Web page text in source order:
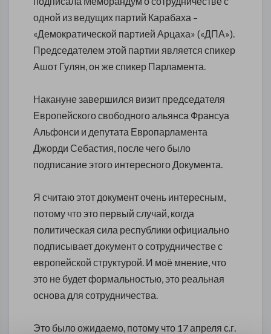
одной из ведущих партий Карабаха –
«Демократической партией Арцаха» («ДПА»).
Председателем этой партии является спикер
Ашот Гулян, он же спикер Парламента.
Накануне завершился визит председателя
Европейского свободного альянса Франсуа
Альфонси и депутата Европарламента
Джорди Себастия, после чего было
подписание этого интересного Документа.
Я считаю этот документ очень интересным,
потому что это первый случай, когда
политическая сила республики официально
подписывает документ о сотрудничестве с
европейской структурой. И моё мнение, что
это не будет формальностью, это реальная
основа для сотрудничества.
Это было ожидаемо, потому что 17 апреля с.г.